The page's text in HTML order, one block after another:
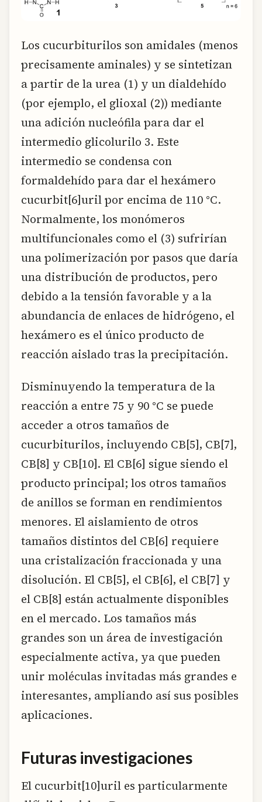
Los cucurbiturilos son amidales (menos
precisamente aminales) y se sintetizan
a partir de la urea (1) y un dialdehído
(por ejemplo, el glioxal (2)) mediante
una adición nucleófila para dar el
intermedio glicolurilo 3. Este
intermedio se condensa con
formaldehído para dar el hexámero
cucurbit[6]uril por encima de 110 °C.
Normalmente, los monómeros
multifuncionales como el (3) sufrirían
una polimerización por pasos que daría
una distribución de productos, pero
debido a la tensión favorable y a la
abundancia de enlaces de hidrógeno, el
hexámero es el único producto de
reacción aislado tras la precipitación.
Disminuyendo la temperatura de la
reacción a entre 75 y 90 °C se puede
acceder a otros tamaños de
cucurbiturilos, incluyendo CB[5], CB[7],
CB[8] y CB[10]. El CB[6] sigue siendo el
producto principal; los otros tamaños
de anillos se forman en rendimientos
menores. El aislamiento de otros
tamaños distintos del CB[6] requiere
una cristalización fraccionada y una
disolución. El CB[5], el CB[6], el CB[7] y
el CB[8] están actualmente disponibles
en el mercado. Los tamaños más
grandes son un área de investigación
especialmente activa, ya que pueden
unir moléculas invitadas más grandes e
interesantes, ampliando así sus posibles
aplicaciones.
Futuras investigaciones
El cucurbit[10]uril es particularmente